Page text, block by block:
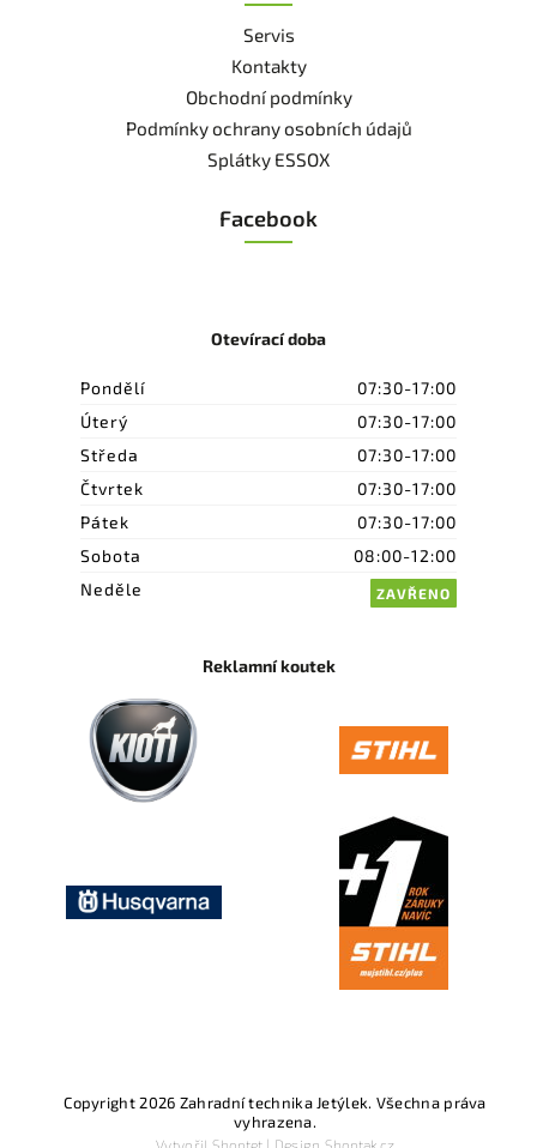
Servis
Kontakty
Obchodní podmínky
Podmínky ochrany osobních údajů
Splátky ESSOX
Facebook
Otevírací doba
Pondělí
07:30-17:00
Úterý
07:30-17:00
Středa
07:30-17:00
Čtvrtek
07:30-17:00
Pátek
07:30-17:00
Sobota
08:00-12:00
Neděle
ZAVŘENO
Reklamní koutek
Copyright 2026 Zahradní technika Jetýlek. Všechna práva
vyhrazena.
Vytvořil Shoptet| Design Shoptak.cz